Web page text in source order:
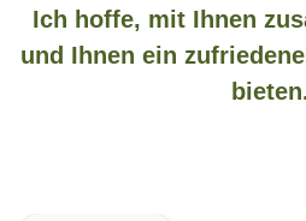
Ich hoffe, mit Ihnen
und Ihnen ein